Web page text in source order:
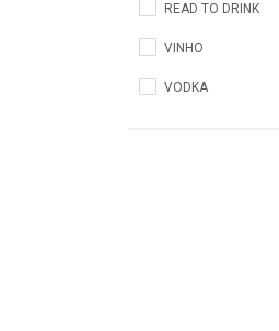
READ TO DRINK
VINHO
VODKA